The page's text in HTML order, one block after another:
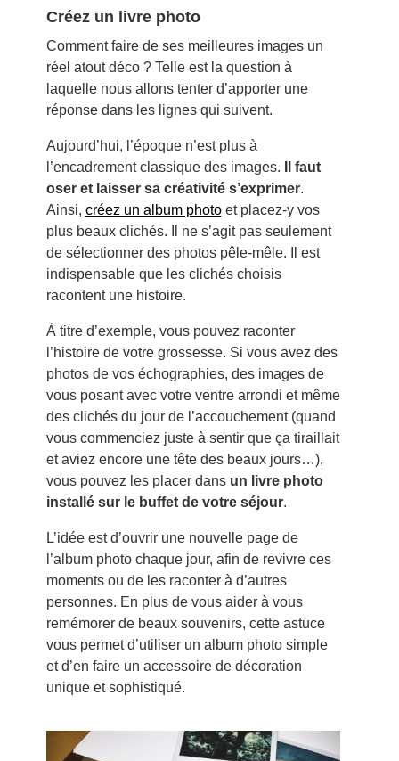
Créez un livre photo
Comment faire de ses meilleures images un
réel atout déco ? Telle est la question à
laquelle nous allons tenter d’apporter une
réponse dans les lignes qui suivent.
Aujourd’hui, l’époque n’est plus à
l’encadrement classique des images.
Il faut
oser et laisser sa créativité s’exprimer.
Ainsi, créez un album photoet placez-y vos
plus beaux clichés. Il ne s’agit pas seulement
de sélectionner des photos pêle-mêle. Il est
indispensable que les clichés choisis
racontent une histoire.
À titre d’exemple, vous pouvez raconter
l’histoire de votre grossesse. Si vous avez des
photos de vos échographies, des images de
vous posant avec votre ventre arrondi et même
des clichés du jour de l’accouchement (quand
vous commenciez juste à sentir que ça tiraillait
et aviez encore une tête des beaux jours…),
vous pouvez les placer dans un livre photo
installé sur le buffet de votre séjour.
L’idée est d’ouvrir une nouvelle page de
l’album photo chaque jour, afin de revivre ces
moments ou de les raconter à d’autres
personnes. En plus de vous aider à vous
remémorer de beaux souvenirs, cette astuce
vous permet d’utiliser un album photo simple
et d’en faire un accessoire de décoration
unique et sophistiqué.